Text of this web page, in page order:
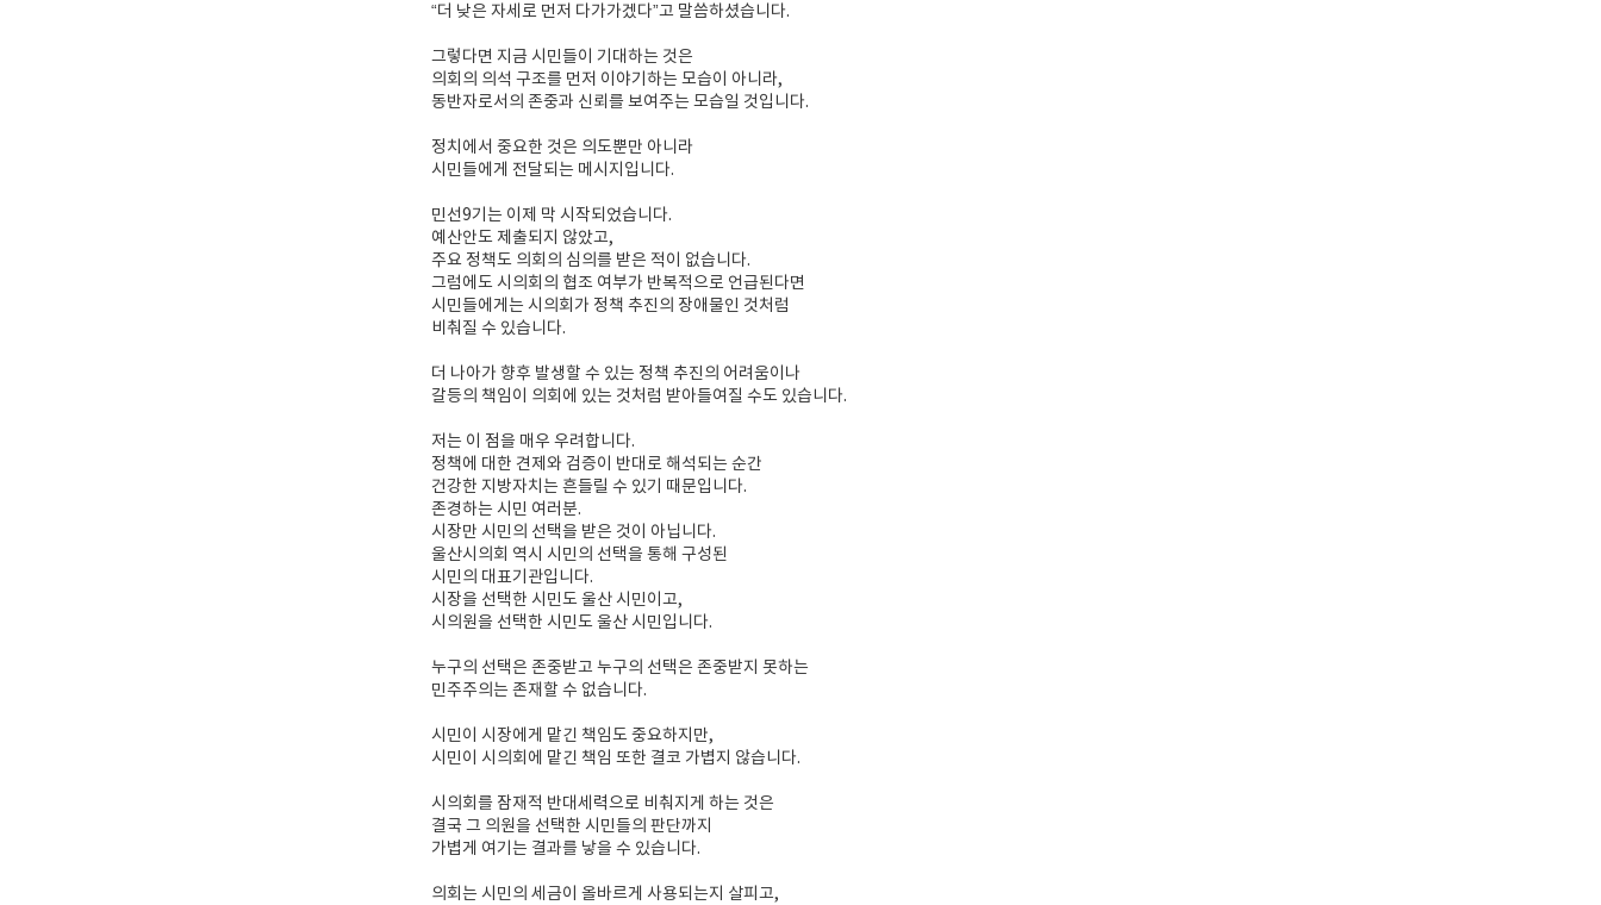
“더 낮은 자세로 먼저 다가가겠다”고 말씀하셨습니다.
그렇다면 지금 시민들이 기대하는 것은
의회의 의석 구조를 먼저 이야기하는 모습이 아니라,
동반자로서의 존중과 신뢰를 보여주는 모습일 것입니다.
정치에서 중요한 것은 의도뿐만 아니라
시민들에게 전달되는 메시지입니다.
민선9기는 이제 막 시작되었습니다.
예산안도 제출되지 않았고,
주요 정책도 의회의 심의를 받은 적이 없습니다.
그럼에도 시의회의 협조 여부가 반복적으로 언급된다면
시민들에게는 시의회가 정책 추진의 장애물인 것처럼
비춰질 수 있습니다.
더 나아가 향후 발생할 수 있는 정책 추진의 어려움이나
갈등의 책임이 의회에 있는 것처럼 받아들여질 수도 있습니다.
저는 이 점을 매우 우려합니다.
정책에 대한 견제와 검증이 반대로 해석되는 순간
건강한 지방자치는 흔들릴 수 있기 때문입니다.
존경하는 시민 여러분.
시장만 시민의 선택을 받은 것이 아닙니다.
울산시의회 역시 시민의 선택을 통해 구성된
시민의 대표기관입니다.
시장을 선택한 시민도 울산 시민이고,
시의원을 선택한 시민도 울산 시민입니다.
누구의 선택은 존중받고 누구의 선택은 존중받지 못하는
민주주의는 존재할 수 없습니다.
시민이 시장에게 맡긴 책임도 중요하지만,
시민이 시의회에 맡긴 책임 또한 결코 가볍지 않습니다.
시의회를 잠재적 반대세력으로 비춰지게 하는 것은
결국 그 의원을 선택한 시민들의 판단까지
가볍게 여기는 결과를 낳을 수 있습니다.
의회는 시민의 세금이 올바르게 사용되는지 살피고,